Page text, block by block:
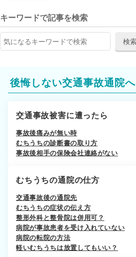
キーワードで記事を検索
後悔しない交通事故通院へ
交通事故被害に遭ったら
事故後痛みが無い時
むちうちの診断書の取り方
事故後相手の保険会社連絡がない
むちうちの通院の仕方
交通事故後の通院先
むちうちの症状の伝え方
整形外科と整骨院は併用可？
病院が事故患者を受け入れていない
病院の転院の方法
軽いむちうちは放置してもいい？